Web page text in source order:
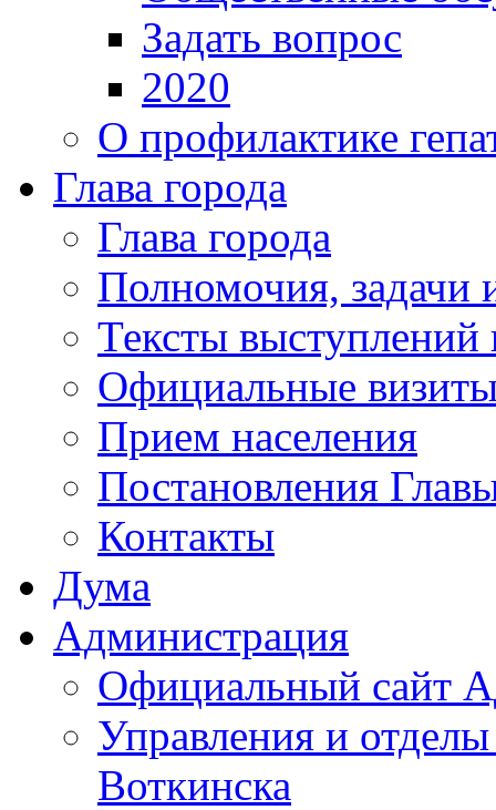
Задать вопрос
2020
О профилактике
Глава города
Глава города
Полномочия, задачи
Тексты выступлений
Официальные
Прием населения
Постановления
Контакты
Дума
Администрация
Официальный сайт
Управления и
Воткинска